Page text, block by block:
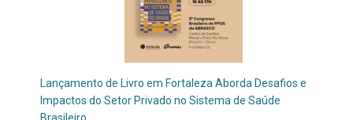
Lançamento de Livro em Fortaleza Aborda Desafios e
Impactos do Setor Privado no Sistema de Saúde
Brasileiro